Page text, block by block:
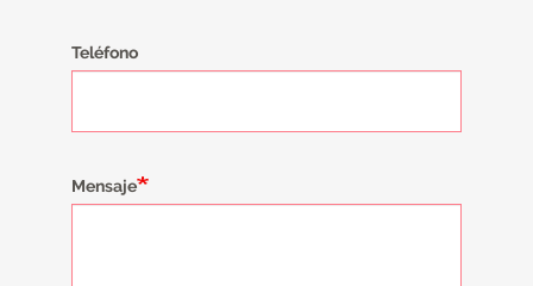
Teléfono
Mensaje